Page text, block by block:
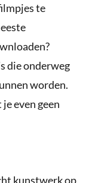
te
die onderweg
worden.
even geen
kunstwerk op